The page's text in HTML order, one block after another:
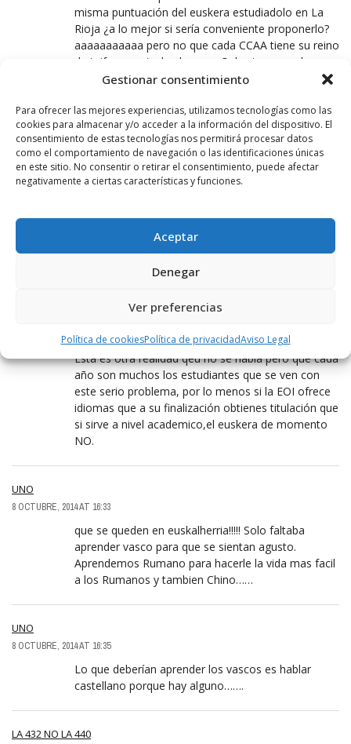
Gestionar consentimiento
Para ofrecer las mejores experiencias, utilizamos tecnologías como las
cookies para almacenar y/o acceder a la información del dispositivo. El
consentimiento de estas tecnologías nos permitirá procesar datos
como el comportamiento de navegación o las identificaciones únicas
en este sitio. No consentir o retirar el consentimiento, puede afectar
negativamente a ciertas características y funciones.
Aceptar
Denegar
Ver preferencias
Política de cookiesPolítica de privacidadAviso Legal
misma puntuación del euskera estudiadolo en La
Rioja ¿a lo mejor si sería conveniente proponerlo?
aaaaaaaaaaa pero no que cada CCAA tiene su reino
de taifas y no todos los españoles tenemos los
mismos derechos.
Por saber euskera son 1 o 2 puntos según para que
oposiciones dentro del País Vasco.
Sin embargo los vascos si pueden optar al resto de
oposiciones de España en igualdad de condiciones.
universidades que el primer año te lo dan en
estudiarlo o te buscas la vida en otra CCAA con
expedientes, buscar alojamiento, lugar y vida nueva
Esta es otra realidad qeu no se habla pero que cada
año son muchos los estudiantes que se ven con
este serio problema, por lo menos si la EOI ofrece
idiomas que a su finalización obtienes titulación que
si sirve a nivel academico,el euskera de momento
NO.
UNO
8 OCTUBRE, 2014 AT 16:33
que se queden en euskalherria!!!!! Solo faltaba
aprender vasco para que se sientan agusto.
Aprendemos Rumano para hacerle la vida mas facil
a los Rumanos y tambien Chino……
UNO
8 OCTUBRE, 2014 AT 16:35
Lo que deberían aprender los vascos es hablar
castellano porque hay alguno…….
LA 432 NO LA 440